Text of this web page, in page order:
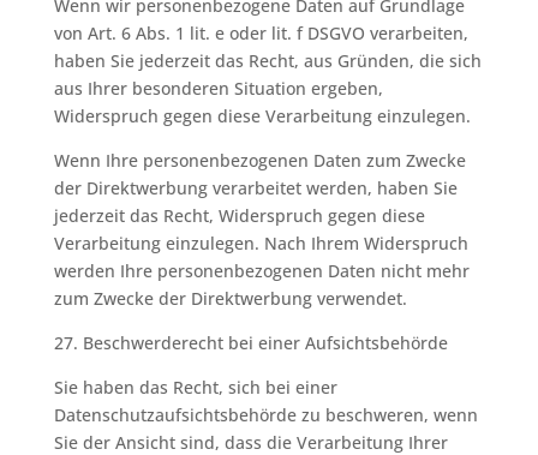
Wenn wir personenbezogene Daten auf Grundlage
von Art. 6 Abs. 1 lit. e oder lit. f DSGVO verarbeiten,
haben Sie jederzeit das Recht, aus Gründen, die sich
aus Ihrer besonderen Situation ergeben,
Widerspruch gegen diese Verarbeitung einzulegen.
Wenn Ihre personenbezogenen Daten zum Zwecke
der Direktwerbung verarbeitet werden, haben Sie
jederzeit das Recht, Widerspruch gegen diese
Verarbeitung einzulegen. Nach Ihrem Widerspruch
werden Ihre personenbezogenen Daten nicht mehr
zum Zwecke der Direktwerbung verwendet.
27. Beschwerderecht bei einer Aufsichtsbehörde
Sie haben das Recht, sich bei einer
Datenschutzaufsichtsbehörde zu beschweren, wenn
Sie der Ansicht sind, dass die Verarbeitung Ihrer